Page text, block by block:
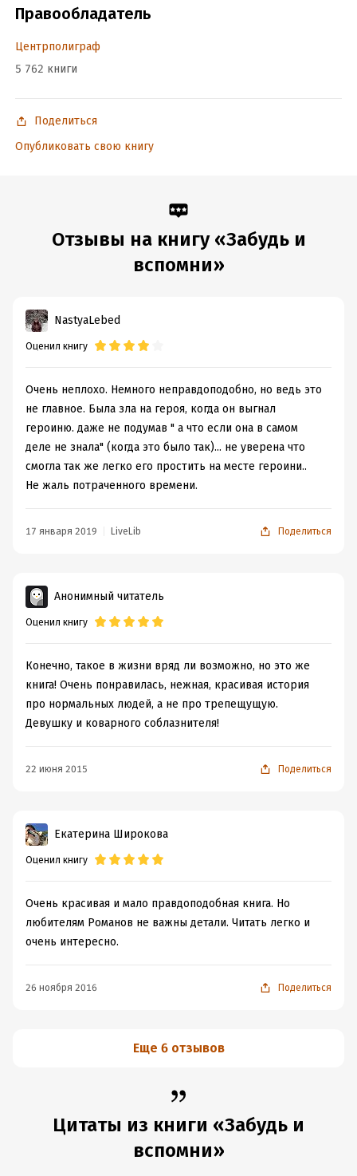
Правообладатель
Центрполиграф
5 762 книги
Поделиться
Опубликовать свою книгу
Отзывы на книгу «Забудь и
вспомни»
NastyaLebed
Оценил книгу
Очень неплохо. Немного неправдоподобно, но ведь это
не главное. Была зла на героя, когда он выгнал
героиню. даже не подумав " а что если она в самом
деле не знала" (когда это было так)... не уверена что
смогла так же легко его простить на месте героини..
Не жаль потраченного времени.
17 января 2019 LiveLib Поделиться
Анонимный читатель
Оценил книгу
Конечно, такое в жизни вряд ли возможно, но это же
книга! Очень понравилась, нежная, красивая история
про нормальных людей, а не про трепещущую.
Девушку и коварного соблазнителя!
22 июня 2015 Поделиться
Екатерина Широкова
Оценил книгу
Очень красивая и мало правдоподобная книга. Но
любителям Романов не важны детали. Читать легко и
очень интересно.
26 ноября 2016 Поделиться
Еще 6 отзывов
Цитаты из книги «Забудь и
вспомни»